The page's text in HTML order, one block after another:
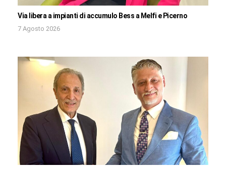
Via libera a impianti di accumulo Bess a Melfi e Picerno
7 Agosto 2026